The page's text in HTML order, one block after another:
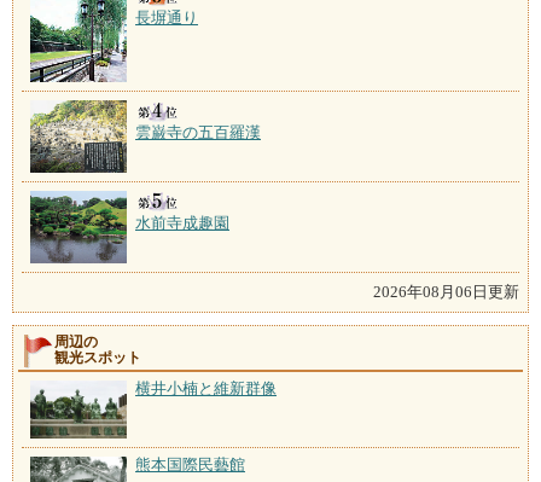
長塀通り
雲巌寺の五百羅漢
水前寺成趣園
2026年08月06日更新
周辺の
観光スポット
横井小楠と維新群像
熊本国際民藝館